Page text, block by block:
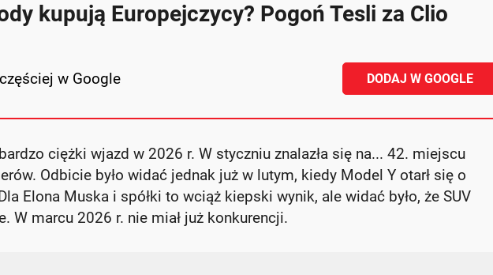
kupują Europejczycy? Pogoń Tesli za Clio
w Google DODAJ W GOOGLE
ciężki wjazd w 2026 r. W styczniu znalazła się na... 42. miejscu
Odbicie było widać jednak już w lutym, kiedy Model Y otarł się o
Elona Muska i spółki to wciąż kiepski wynik, ale widać było, że SUV
W marcu 2026 r. nie miał już konkurencji.